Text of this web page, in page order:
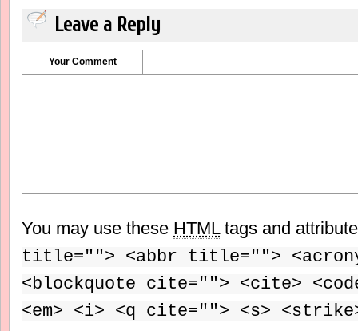
Leave a Reply
Your Comment
You may use these HTMLtags and
title=""> <abbr title="">
<blockquote cite=""> <cite>
<em> <i> <q cite=""> <s>